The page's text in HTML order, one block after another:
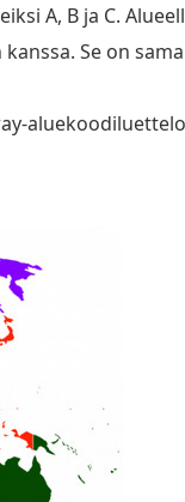
A, B ja C.
Se on